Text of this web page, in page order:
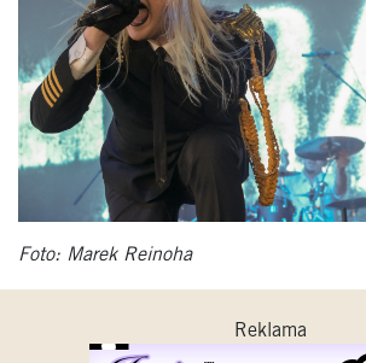
Foto: Marek Reinoha
Reklama